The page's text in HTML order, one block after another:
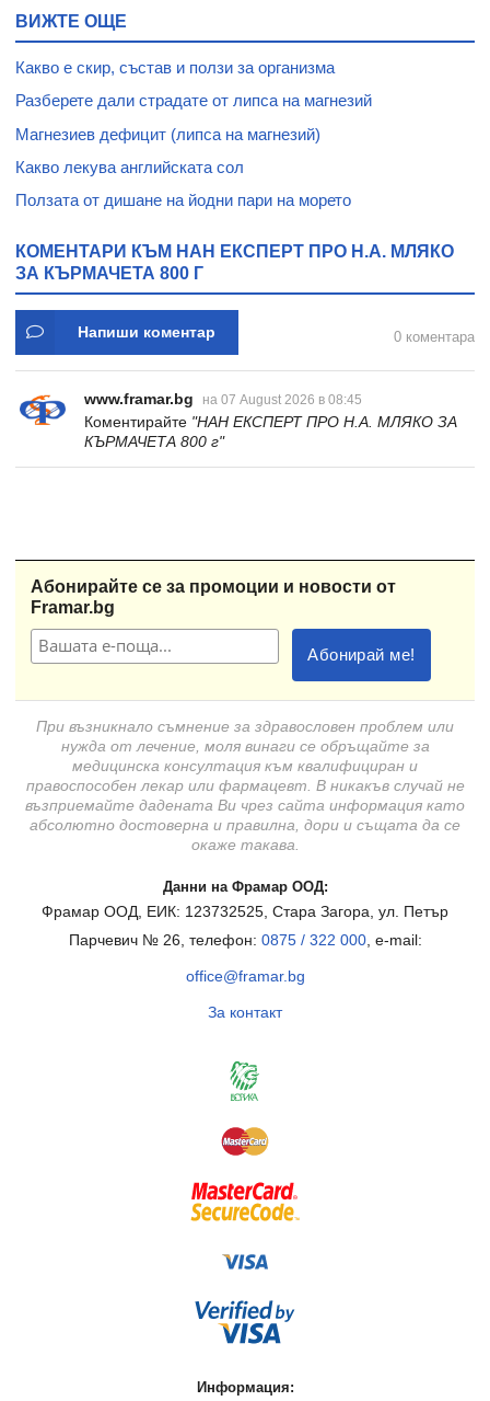
ВИЖТЕ ОЩЕ
Какво е скир, състав и ползи за организма
Разберете дали страдате от липса на магнезий
Магнезиев дефицит (липса на магнезий)
Какво лекува английската сол
Ползата от дишане на йодни пари на морето
КОМЕНТАРИ КЪМ НАН ЕКСПЕРТ ПРО H.A. МЛЯКО
ЗА КЪРМАЧЕТА 800 Г
Напиши коментар 0 коментара
www.framar.bg на 07 August 2026 в 08:45
Коментирайте "НАН ЕКСПЕРТ ПРО H.A. МЛЯКО ЗА
КЪРМАЧЕТА 800 г"
Абонирайте се за промоции и новости от
Framar.bg
При възникнало съмнение за здравословен проблем или
нужда от лечение, моля винаги се обръщайте за
медицинска консултация към квалифициран и
правоспособен лекар или фармацевт. В никакъв случай не
възприемайте дадената Ви чрез сайта информация като
абсолютно достоверна и правилна, дори и същата да се
окаже такава.
Данни на Фрамар ООД:
Фрамар ООД, ЕИК: 123732525, Стара Загора, ул. Петър
Парчевич № 26, телефон: 0875 / 322 000, e-mail:
office@framar.bg
За контакт
Информация: